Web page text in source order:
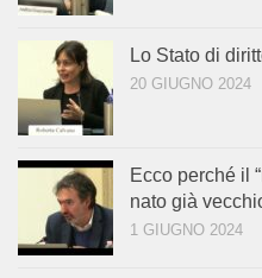
Lo Stato di
20 GIUGNO 2024
Ecco perché il
nato già
1 GIUGNO 2024